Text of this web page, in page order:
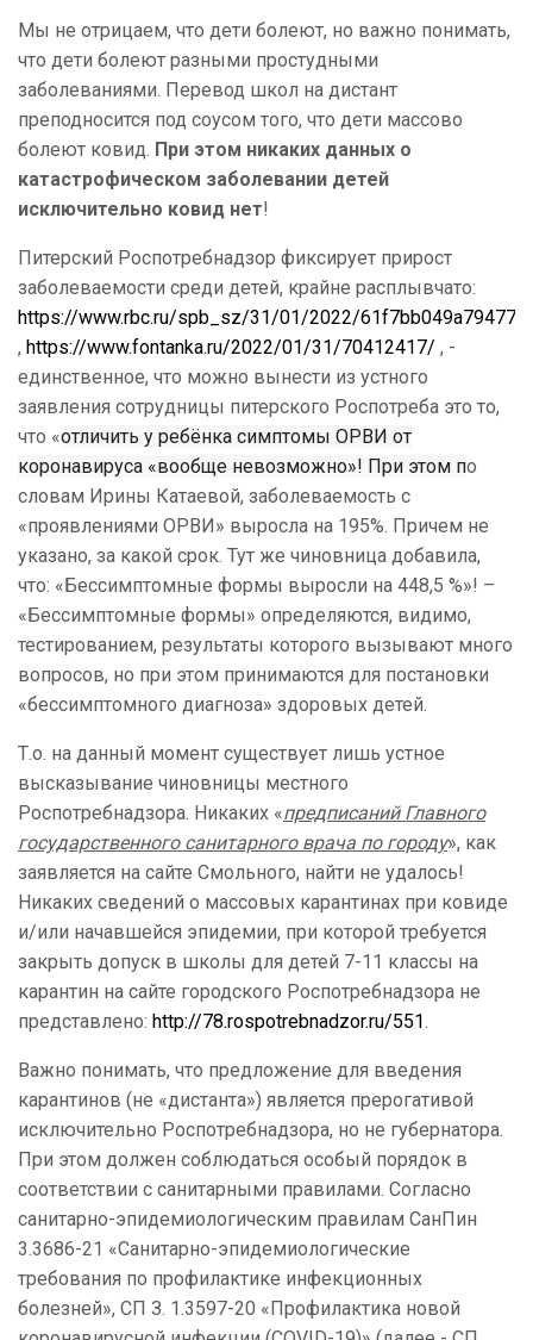
Мы не отрицаем, что дети болеют, но важно понимать,
что дети болеют разными простудными
заболеваниями. Перевод школ на дистант
преподносится под соусом того, что дети массово
болеют ковид. При этом никаких данных о
катастрофическом заболевании детей
исключительно ковид нет!
Питерский Роспотребнадзор фиксирует прирост
заболеваемости среди детей, крайне расплывчато:
https://www.rbc.ru/spb_sz/31/01/2022/
, https://www.fontanka.ru/2022/01/31/70412417/ , -
единственное, что можно вынести из устного
заявления сотрудницы питерского Роспотреба это то,
что «отличить у ребёнка симптомы ОРВИ от
коронавируса «вообще невозможно»! При этом по
словам Ирины Катаевой, заболеваемость с
«проявлениями ОРВИ» выросла на 195%. Причем не
указано, за какой срок. Тут же чиновница добавила,
что: «Бессимптомные формы выросли на 448,5 %»! –
«Бессимптомные формы» определяются, видимо,
тестированием, результаты которого вызывают много
вопросов, но при этом принимаются для постановки
«бессимптомного диагноза» здоровых детей.
Т.о. на данный момент существует лишь устное
высказывание чиновницы местного
Роспотребнадзора. Никаких «предписаний Главного
государственного санитарного врача по городу», как
заявляется на сайте Смольного, найти не удалось!
Никаких сведений о массовых карантинах при ковиде
и/или начавшейся эпидемии, при которой требуется
закрыть допуск в школы для детей 7-11 классы на
карантин на сайте городского Роспотребнадзора не
представлено: http://78.rospotrebnadzor.ru/551.
Важно понимать, что предложение для введения
карантинов (не «дистанта») является прерогативой
исключительно Роспотребнадзора, но не губернатора.
При этом должен соблюдаться особый порядок в
соответствии с санитарными правилами. Согласно
санитарно-эпидемиологическим правилам СанПин
3.3686-21 «Санитарно-эпидемиологические
требования по профилактике инфекционных
болезней», СП З. 1.3597-20 «Профилактика новой